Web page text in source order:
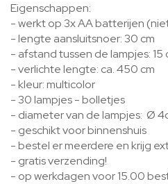
Eigenschappen:
- werkt op 3x AA batterijen
- lengte aansluitsnoer: 30 cm
- afstand tussen de lampjes: 15
- verlichte lengte: ca. 450 cm
- kleur: multicolor
- 30 lampjes - bolletjes
- diameter van de lampjes: Ø
- geschikt voor binnenshuis
- bestel er meerdere en krijg
- gratis verzending!
- op werkdagen voor 15.00